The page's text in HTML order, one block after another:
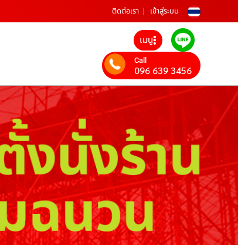
ติดต่อเรา เข้าสู่ระบบ
เมนู
Call
096 639 3456